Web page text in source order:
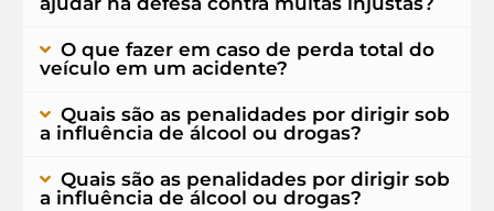
O que fazer em caso de perda total do
veículo em um acidente?
Quais são as penalidades por dirigir sob
a influência de álcool ou drogas?
Quais são as penalidades por dirigir sob
a influência de álcool ou drogas?